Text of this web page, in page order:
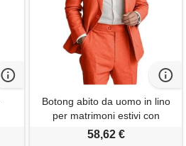
Botong abito da uomo in lino
per matrimoni estivi con
risvolto groosmen smoking
58,62 €